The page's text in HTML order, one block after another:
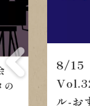
書会
ジャン